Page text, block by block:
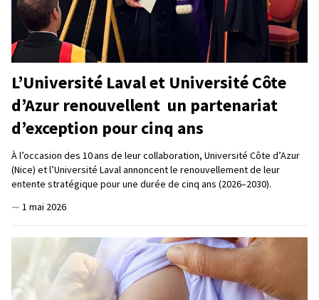
L’Université Laval et Université Côte
d’Azur renouvellent un partenariat
d’exception pour cinq ans
À l’occasion des 10 ans de leur collaboration, Université Côte d’Azur
(Nice) et l’Université Laval annoncent le renouvellement de leur
entente stratégique pour une durée de cinq ans (2026–2030).
— 1 mai 2026